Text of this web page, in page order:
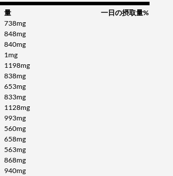
量
一日の摂取量%
738mg
848mg
840mg
1mg
1198mg
838mg
653mg
833mg
1128mg
993mg
560mg
658mg
563mg
868mg
940mg